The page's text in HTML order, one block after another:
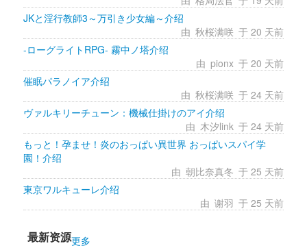
JKと淫行教師3～万引き少女編～介绍
由 秋桜满咲 于 20 天前
-ローグライトRPG- 霧中ノ塔介绍
由 pionx 于 20 天前
催眠パラノイア介绍
由 秋桜满咲 于 24 天前
ヴァルキリーチューン：機械仕掛けのアイ介绍
由 木汐link 于 24 天前
もっと！孕ませ！炎のおっぱい異世界 おっぱいスパイ学
園！介绍
由 朝比奈真冬 于 25 天前
東京ワルキューレ介绍
由 谢羽 于 25 天前
最新资源更多